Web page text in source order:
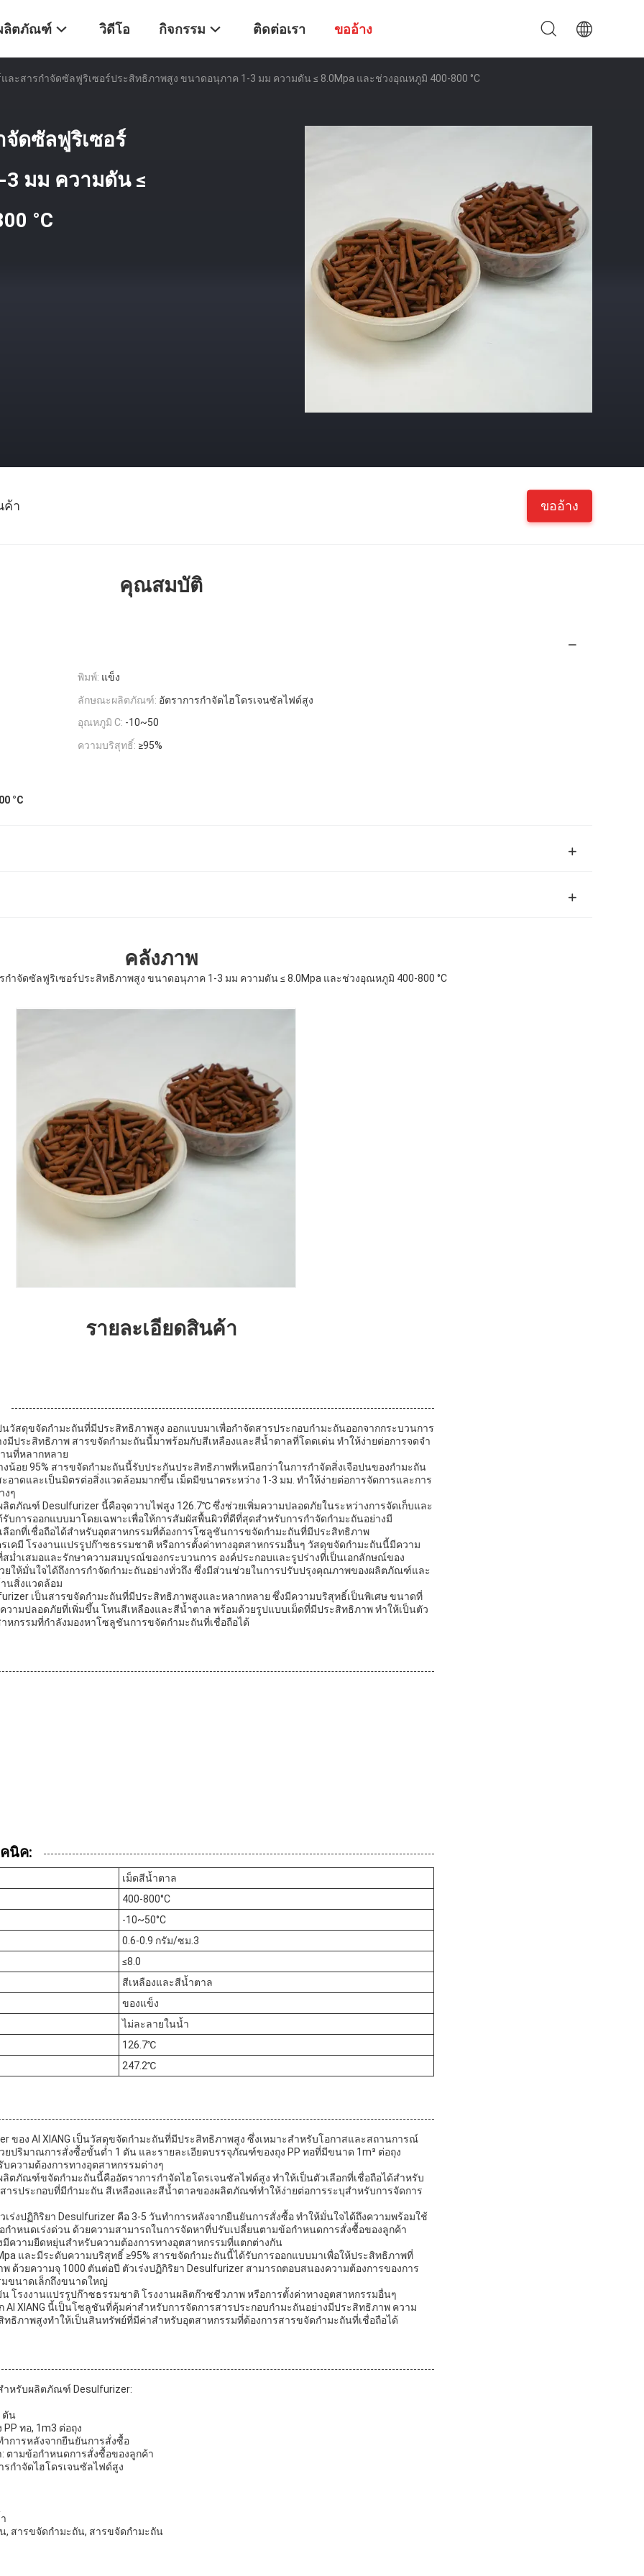
ลิตภัณฑ์ วิดีโอ กิจกรรม ติดต่อเรา ขออ้าง
และสารกําจัดซัลฟูริเซอร์ประสิทธิภาพสูง ขนาดอนุภาค 1-3 มม ความดัน ≤ 8.0Mpa และช่วงอุณหภูมิ 400-800 °C
จัดซัลฟูริเซอร์
มม ความดัน ≤
°C
ค้า ขออ้าง
คุณสมบัติ
พิมพ์: แข็ง
ลักษณะผลิตภัณฑ์: อัตราการกำจัดไฮโดรเจนซัลไฟด์สูง
อุณหภูมิ C: -10~50
ความบริสุทธิ์: ≥95%
°C
คลังภาพ
กําจัดซัลฟูริเซอร์ประสิทธิภาพสูง ขนาดอนุภาค 1-3 มม ความดัน ≤ 8.0Mpa และช่วงอุณหภูมิ 400-800 °C
รายละเอียดสินค้า
วัสดุขจัดกำมะถันที่มีประสิทธิภาพสูง ออกแบบมาเพื่อกำจัดสารประกอบกำมะถันออกจากกระบวนการ
งมีประสิทธิภาพ สารขจัดกำมะถันนี้มาพร้อมกับสีเหลืองและสีน้ำตาลที่โดดเด่น ทำให้ง่ายต่อการจดจำ
นที่หลากหลาย
น้อย 95% สารขจัดกำมะถันนี้รับประกันประสิทธิภาพที่เหนือกว่าในการกำจัดสิ่งเจือปนของกำมะถัน
อาดและเป็นมิตรต่อสิ่งแวดล้อมมากขึ้น เม็ดมีขนาดระหว่าง 1-3 มม. ทำให้ง่ายต่อการจัดการและการ
งๆ
ภัณฑ์ Desulfurizer นี้คือจุดวาบไฟสูง 126.7℃ ซึ่งช่วยเพิ่มความปลอดภัยในระหว่างการจัดเก็บและ
รับการออกแบบมาโดยเฉพาะเพื่อให้การสัมผัสพื้นผิวที่ดีที่สุดสำหรับการกำจัดกำมะถันอย่างมี
ลือกที่เชื่อถือได้สำหรับอุตสาหกรรมที่ต้องการโซลูชันการขจัดกำมะถันที่มีประสิทธิภาพ
เคมี โรงงานแปรรูปก๊าซธรรมชาติ หรือการตั้งค่าทางอุตสาหกรรมอื่นๆ วัสดุขจัดกำมะถันนี้มีความ
ม่ำเสมอและรักษาความสมบูรณ์ของกระบวนการ องค์ประกอบและรูปร่างที่เป็นเอกลักษณ์ของ
ให้มั่นใจได้ถึงการกำจัดกำมะถันอย่างทั่วถึง ซึ่งมีส่วนช่วยในการปรับปรุงคุณภาพของผลิตภัณฑ์และ
นสิ่งแวดล้อม
เป็นสารขจัดกำมะถันที่มีประสิทธิภาพสูงและหลากหลาย ซึ่งมีความบริสุทธิ์เป็นพิเศษ ขนาดที่
ามปลอดภัยที่เพิ่มขึ้น โทนสีเหลืองและสีน้ำตาล พร้อมด้วยรูปแบบเม็ดที่มีประสิทธิภาพ ทำให้เป็นตัว
หกรรมที่กำลังมองหาโซลูชันการขจัดกำมะถันที่เชื่อถือได้
นิค:
เม็ดสีน้ำตาล
400-800°C
-10~50°C
0.6-0.9 กรัม/ซม.3
≤8.0
สีเหลืองและสีน้ำตาล
ของแข็ง
ไม่ละลายในน้ำ
126.7℃
247.2℃
ของ AI XIANG เป็นวัสดุขจัดกำมะถันที่มีประสิทธิภาพสูง ซึ่งเหมาะสำหรับโอกาสและสถานการณ์
ยปริมาณการสั่งซื้อขั้นต่ำ 1 ตัน และรายละเอียดบรรจุภัณฑ์ของถุง PP ทอที่มีขนาด 1m³ ต่อถุง
ความต้องการทางอุตสาหกรรมต่างๆ
ภัณฑ์ขจัดกำมะถันนี้คืออัตราการกำจัดไฮโดรเจนซัลไฟด์สูง ทำให้เป็นตัวเลือกที่เชื่อถือได้สำหรับ
ารประกอบที่มีกำมะถัน สีเหลืองและสีน้ำตาลของผลิตภัณฑ์ทำให้ง่ายต่อการระบุสำหรับการจัดการ
เร่งปฏิกิริยา Desulfurizer คือ 3-5 วันทำการหลังจากยืนยันการสั่งซื้อ ทำให้มั่นใจได้ถึงความพร้อมใช้
กำหนดเร่งด่วน ด้วยความสามารถในการจัดหาที่ปรับเปลี่ยนตามข้อกำหนดการสั่งซื้อของลูกค้า
มีความยืดหยุ่นสำหรับความต้องการทางอุตสาหกรรมที่แตกต่างกัน
และมีระดับความบริสุทธิ์ ≥95% สารขจัดกำมะถันนี้ได้รับการออกแบบมาเพื่อให้ประสิทธิภาพที่
ด้วยความจุ 1000 ตันต่อปี ตัวเร่งปฏิกิริยา Desulfurizer สามารถตอบสนองความต้องการของการ
ขนาดเล็กถึงขนาดใหญ่
โรงงานแปรรูปก๊าซธรรมชาติ โรงงานผลิตก๊าซชีวภาพ หรือการตั้งค่าทางอุตสาหกรรมอื่นๆ
XIANG นี้เป็นโซลูชันที่คุ้มค่าสำหรับการจัดการสารประกอบกำมะถันอย่างมีประสิทธิภาพ ความ
ธิภาพสูงทำให้เป็นสินทรัพย์ที่มีค่าสำหรับอุตสาหกรรมที่ต้องการสารขจัดกำมะถันที่เชื่อถือได้
หรับผลิตภัณฑ์ Desulfurizer:
ตัน
ทอ, 1m3 ต่อถุง
ำการหลังจากยืนยันการสั่งซื้อ
ตามข้อกำหนดการสั่งซื้อของลูกค้า
กำจัดไฮโดรเจนซัลไฟด์สูง
, สารขจัดกำมะถัน, สารขจัดกำมะถัน